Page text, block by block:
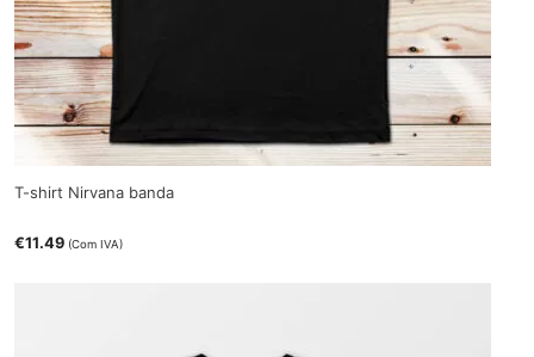
T-shirt Nirvana banda
€11.49 (Com IVA)